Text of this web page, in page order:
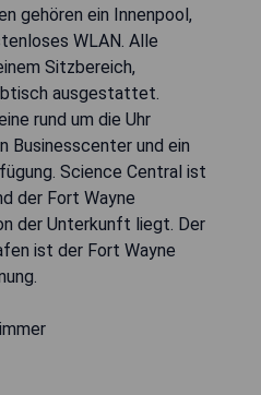
gehören ein Innenpool,
WLAN. Alle
Sitzbereich,
ausgestattet.
rund um die Uhr
Businesscenter und ein
Science Central ist
der Fort Wayne
der Unterkunft liegt. Der
ist der Fort Wayne